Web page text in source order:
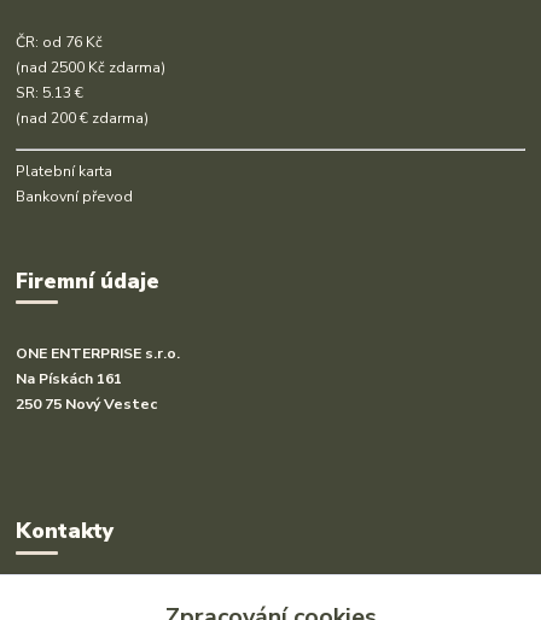
ČR: od 76 Kč
(nad 2500 Kč zdarma)
SR: 5.13 €
(nad 200 € zdarma)
Platební karta
Bankovní převod
Firemní údaje
ONE ENTERPRISE s.r.o.
Na Pískách 161
250 75 Nový Vestec
Kontakty
Radka Hakl